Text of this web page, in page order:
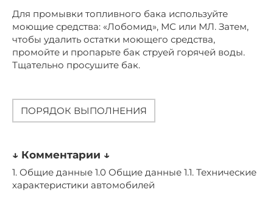
Для промывки топливного бака используйте
моющие средства: «Лобомид», МС или МЛ. Затем,
чтобы удалить остатки моющего средства,
промойте и пропарьте бак струей горячей воды.
Тщательно просушите бак.
ПОРЯДОК ВЫПОЛНЕНИЯ
↓ Комментарии ↓
1. Общие данные 1.0 Общие данные 1.1. Технические
характеристики автомобилей